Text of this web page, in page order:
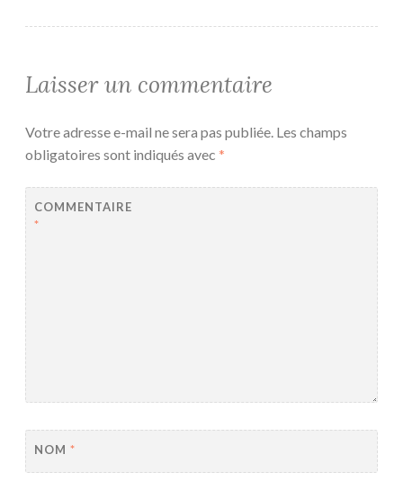
Laisser un commentaire
Votre adresse e-mail ne sera pas publiée. Les champs
obligatoires sont indiqués avec *
COMMENTAIRE
*
NOM *